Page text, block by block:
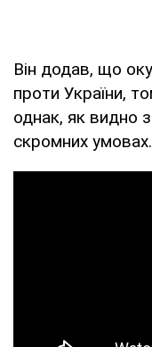
Він додав, що
проти України,
однак, як видно
скромних умовах.